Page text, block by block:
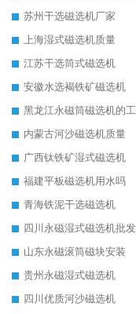
苏州干选磁选机厂家
上海湿式磁选机质量
江苏干选筒式磁选机
安徽水选褐铁矿磁选机
内蒙古河沙磁选机质量
广西钛铁矿湿式磁选机
福建平板磁选机用水吗
青海铁泥干选磁选机
四川永磁湿式磁选机批发
山东永磁滚筒磁块安装
贵州永磁湿式磁选机
四川优质河沙磁选机